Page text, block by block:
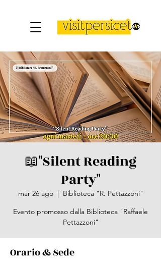
📖"Silent Reading
Party"
mar 26 ago
  |
Biblioteca "R. Pettazzoni"
Evento promosso dalla Biblioteca "Raffaele
Pettazzoni"
Orario & Sede